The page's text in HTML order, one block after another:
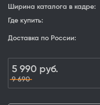
Ширина каталога в кадре:
Где купить:
Доставка по России:
5 990 руб.
9 690